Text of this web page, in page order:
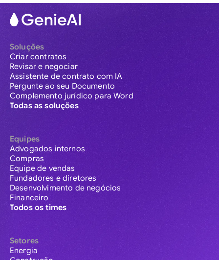
Soluções
Criar contratos
Revisar e negociar
Assistente de contrato com IA
Pergunte ao seu Documento
Complemento jurídico para Word
Todas as soluções
Equipes
Advogados internos
Compras
Equipe de vendas
Fundadores e diretores
Desenvolvimento de negócios
Financeiro
Todos os times
Setores
Energia